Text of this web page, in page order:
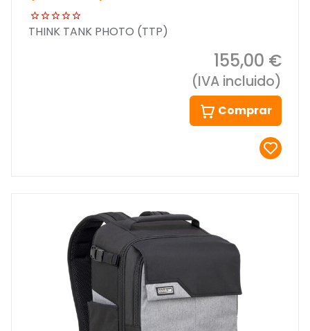
THINK TANK PHOTO (TTP)
155,00 €
(IVA incluido)
Comprar